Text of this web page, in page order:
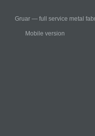
Gruar — full service metal
Mobile version